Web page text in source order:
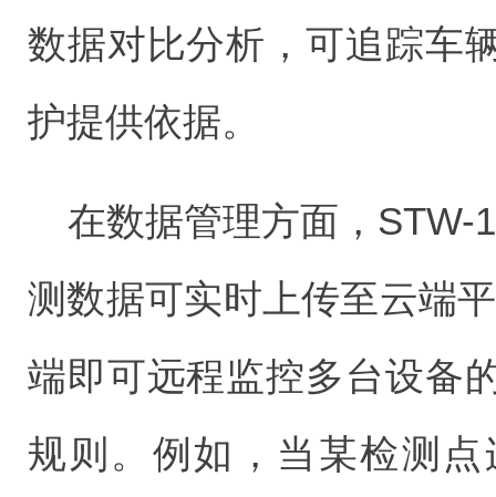
数据对比分析，可追踪车
护提供依据。
在数据管理方面，STW-
测数据可实时上传至云端
端即可远程监控多台设备
规则。例如，当某检测